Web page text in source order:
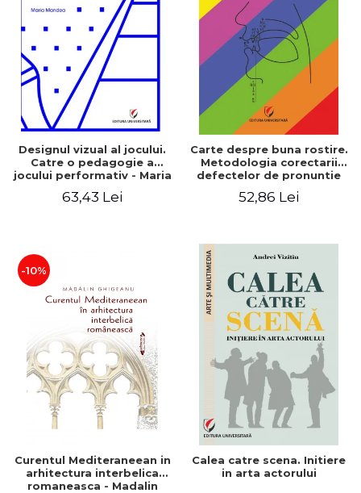
Designul vizual al jocului.
Catre o pedagogie a
jocului performativ - Maria
63,43 Lei
Carte despre buna rostire.
Metodologia corectarii
defectelor de pronuntie
52,86 Lei
-10%
Curentul Mediteraneean in
arhitectura interbelica
romaneasca - Madalin
Calea catre scena. Initiere
in arta actorului